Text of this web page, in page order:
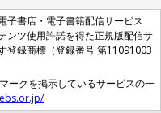
子書店・電子書籍配信サービス
ンツ使用許諾を得た正規版配信サ
登録商標（登録番号 第11091003
ークを掲示しているサービスの一